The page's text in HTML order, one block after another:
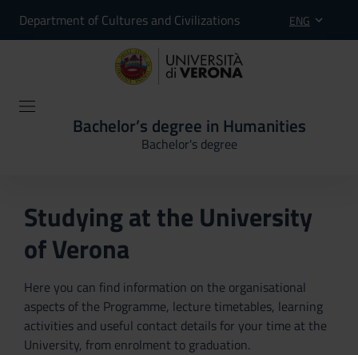
Department of Cultures and Civilizations ENG
Bachelor’s degree in Humanities
Bachelor's degree
Studying at the University
of Verona
Here you can find information on the organisational
aspects of the Programme, lecture timetables, learning
activities and useful contact details for your time at the
University, from enrolment to graduation.